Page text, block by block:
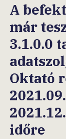
A
már
3.1.0.0
Oktató
időre